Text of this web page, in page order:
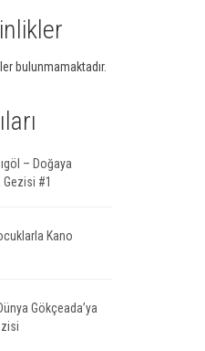
bulunmamaktadır.
– Doğaya
Gezisi #1
Kano
Gökçeada’ya